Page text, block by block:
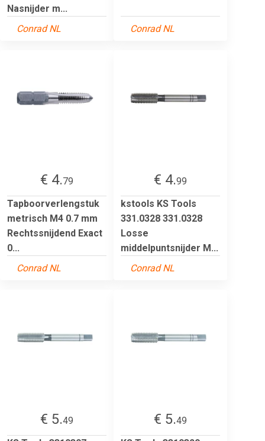
Nasnijder m...
Conrad NL
Conrad NL
€ 4.79
Tapboorverlengstuk
metrisch M4 0.7 mm
Rechtssnijdend Exact
0...
Conrad NL
€ 4.99
kstools KS Tools
331.0328 331.0328
Losse
middelpuntsnijder M...
Conrad NL
€ 5.49
€ 5.49